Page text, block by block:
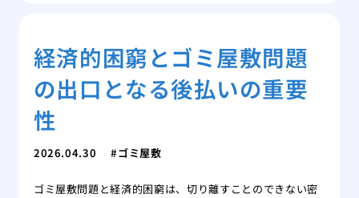
経済的困窮とゴミ屋敷問題
の出口となる後払いの重要
性
2026.04.30 ゴミ屋敷
ゴミ屋敷問題と経済的困窮は、切り離すことのできない密